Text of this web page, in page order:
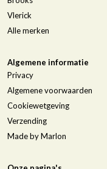
Vlerick
Alle merken
Algemene informatie
Privacy
Algemene voorwaarden
Cookiewetgeving
Verzending
Made by Marlon